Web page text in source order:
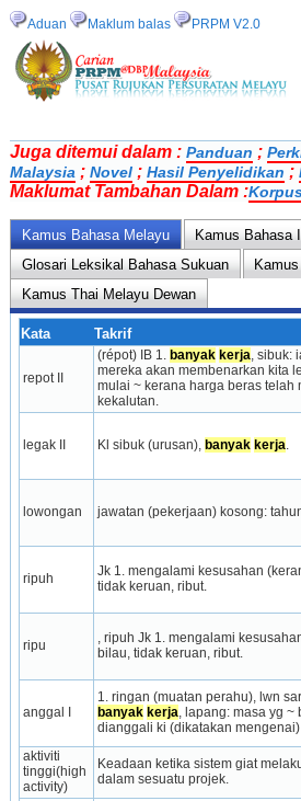
Aduan Maklum balas PRPM V2.0
Juga ditemui dalam : Panduan ;
Malaysia ; Novel ; Hasil Penyelidikan ;
Maklumat Tambahan Dalam :
Kamus Bahasa Melayu Kamus Bahasa
Glosari Leksikal Bahasa Sukuan
Kamus Thai Melayu Dewan
Kata Takrif
repot II
(répot) IB 1. banyak kerja ,
mereka akan membenarkan kita
mulai ~ kerana harga beras telah
kekalutan.
legak II Kl sibuk (urusan), banyak kerja
lowongan jawatan (pekerjaan) kosong:
ripuh Jk 1. mengalami kesusahan
tidak keruan, ribut.
ripu , ripuh Jk 1. mengalami
bilau, tidak keruan, ribut.
anggal I
banyak kerja , lapang: masa yg
dianggali ki (dikata­kan
aktiviti
tinggi(high
activity)
Keadaan ketika sistem giat
dalam sesuatu projek.